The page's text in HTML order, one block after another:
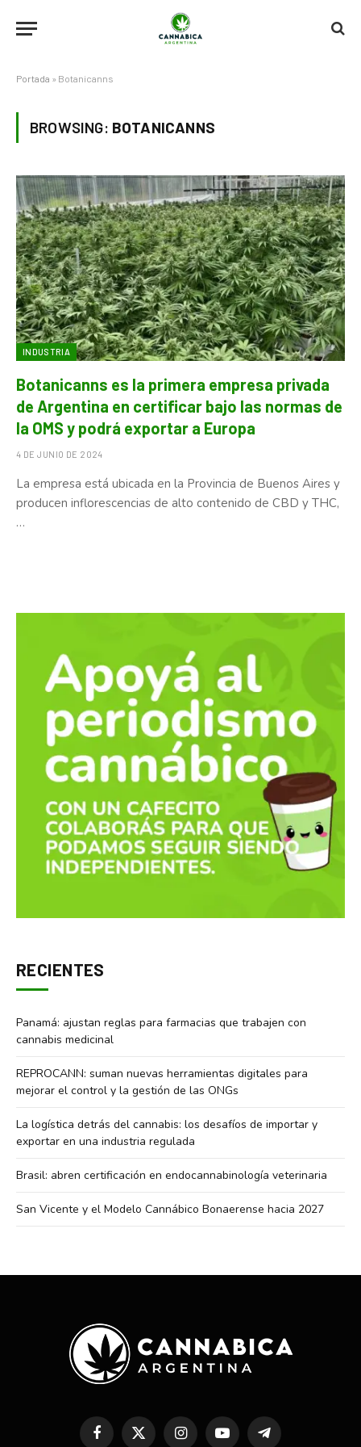
Portada » Botanicanns
BROWSING: BOTANICANNS
INDUSTRIA
Botanicanns es la primera empresa privada
de Argentina en certificar bajo las normas de
la OMS y podrá exportar a Europa
4 DE JUNIO DE 2024
La empresa está ubicada en la Provincia de Buenos Aires y
producen inflorescencias de alto contenido de CBD y THC,
…
RECIENTES
Panamá: ajustan reglas para farmacias que trabajen con
cannabis medicinal
REPROCANN: suman nuevas herramientas digitales para
mejorar el control y la gestión de las ONGs
La logística detrás del cannabis: los desafíos de importar y
exportar en una industria regulada
Brasil: abren certificación en endocannabinología veterinaria
San Vicente y el Modelo Cannábico Bonaerense hacia 2027
FacebookX InstagramYouTubeTelegram